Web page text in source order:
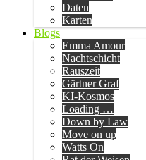
Daten
Karten
Blogs
Emma Amour
Nachtschicht
Rauszeit
Gärtner Graf
KI-Kosmos
Loading …
Down by Law
Move on up
Watts On